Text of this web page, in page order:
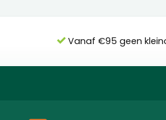
Vanaf €95 geen